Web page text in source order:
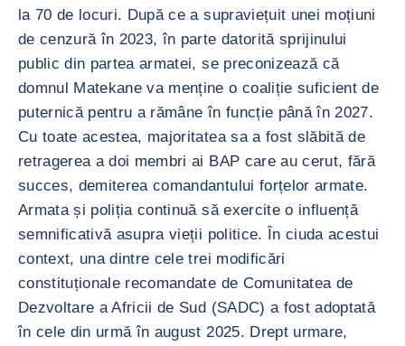
la 70 de locuri. După ce a supraviețuit unei moțiuni
de cenzură în 2023, în parte datorită sprijinului
public din partea armatei, se preconizează că
domnul Matekane va menține o coaliție suficient de
puternică pentru a rămâne în funcție până în 2027.
Cu toate acestea, majoritatea sa a fost slăbită de
retragerea a doi membri ai BAP care au cerut, fără
succes, demiterea comandantului forțelor armate.
Armata și poliția continuă să exercite o influență
semnificativă asupra vieții politice. În ciuda acestui
context, una dintre cele trei modificări
constituționale recomandate de Comunitatea de
Dezvoltare a Africii de Sud (SADC) a fost adoptată
în cele din urmă în august 2025. Drept urmare,